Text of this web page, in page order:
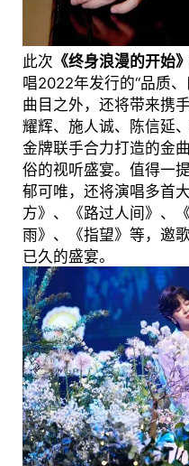
此次 《终身浪漫的开始》
唱2022年发行的“品质
曲目之外，还将带来携
耀辉、施人诚、陈信延
金牌联手合力打造的金
俗的视听盛宴。值得一
郁可唯，还将演唱多首
方》、《路过人间》、
雨》、《指望》等，邀
已久的盛宴。